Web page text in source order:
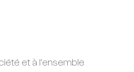
et à l’ensemble